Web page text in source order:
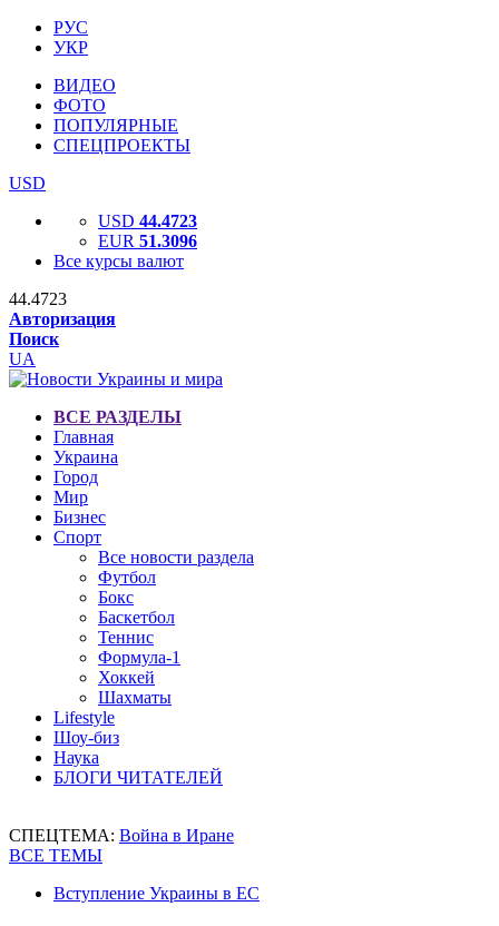
РУС
УКР
ВИДЕО
ФОТО
ПОПУЛЯРНЫЕ
СПЕЦПРОЕКТЫ
USD
USD 44.4723
EUR 51.3096
Все курсы валют
44.4723
Авторизация
Поиск
UA
ВСЕ РАЗДЕЛЫ
Главная
Украина
Город
Мир
Бизнес
Спорт
Все новости раздела
Футбол
Бокс
Баскетбол
Теннис
Формула-1
Хоккей
Шахматы
Lifestyle
Шоу-биз
Наука
БЛОГИ ЧИТАТЕЛЕЙ
СПЕЦТЕМА: Война в Иране
ВСЕ ТЕМЫ
Вступление Украины в ЕС